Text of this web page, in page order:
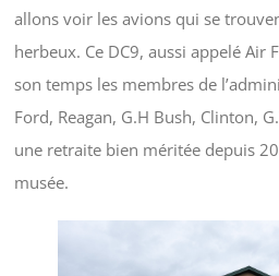
allons voir les avions qui se
herbeux. Ce DC9, aussi appelé Air
son temps les membres de
Ford, Reagan, G.H Bush, Clinton,
une retraite bien méritée depuis
musée.